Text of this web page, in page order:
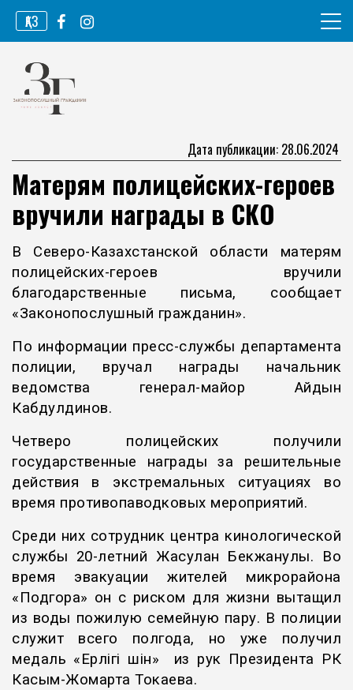
Перейти
содержимому
ҚАЗ
Законопослушный гражданин
Дата публикации: 28.06.2024
Матерям полицейских-героев
вручили награды в СКО
В Северо-Казахстанской области матерям
полицейских-героев вручили
благодарственные письма, сообщает
«Законопослушный гражданин».
По информации пресс-службы департамента
полиции, вручал награды начальник
ведомства генерал-майор Айдын
Кабдулдинов.
Четверо полицейских получили
государственные награды за решительные
действия в экстремальных ситуациях во
время противопаводковых мероприятий.
Среди них сотрудник центра кинологической
службы 20-летний Жасулан Бекжанулы. Во
время эвакуации жителей микрорайона
«Подгора» он с риском для жизни вытащил
из воды пожилую семейную пару. В полиции
служит всего полгода, но уже получил
медаль «Ерлігі үшін» из рук Президента РК
Касым-Жомарта Токаева.